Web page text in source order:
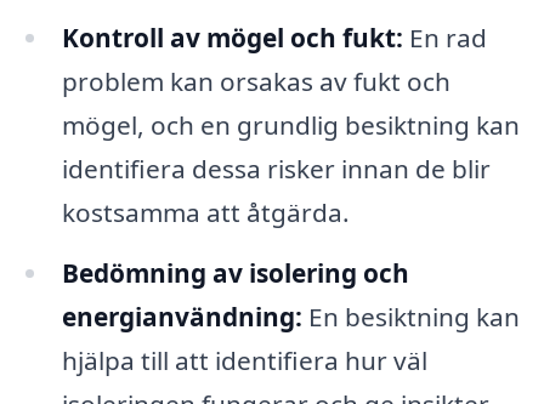
Kontroll av mögel och fukt: En rad
problem kan orsakas av fukt och
mögel, och en grundlig besiktning kan
identifiera dessa risker innan de blir
kostsamma att åtgärda.
Bedömning av isolering och
energianvändning: En besiktning kan
hjälpa till att identifiera hur väl